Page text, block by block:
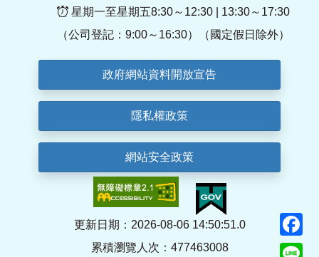
星期一至星期五8:30～12:30 | 13:30～17:30
（公司登記：9:00～16:30）（國定假日除外）
政府網站資料開放宣告
隱私權政策
網站安全政策
更新日期：2026-08-06 14:50:51.0
累積瀏覽人次：477463008